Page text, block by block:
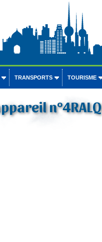
TRANSPORTS TOURISME
n°4RALQ